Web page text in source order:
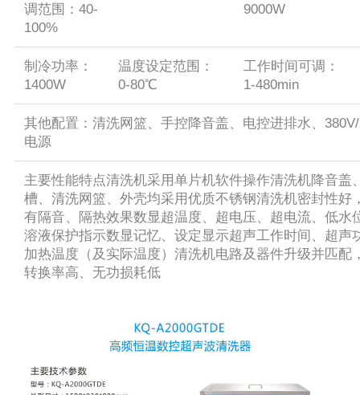
调范围：40-
100%
9000W
制冷功率：
1400W
温度设定范围：
0-80℃
工作时间可调：
1-480min
其他配置：清洗网篮、手控降音盖、电控进排水、
电源
主要性能特点清洗机采用单片机软件操作清洗机降音盖
槽、清洗网篮、外壳均采用优质不锈钢清洗机密封性好
有隔音、隔热效果数显超温度、超电压、超电流、低水
溶液保护指示数显记忆、设定显示超声工作时间、超声
加热温度（及实际温度）清洗机电路及器件升级并匹配
转换率高、无功损耗低